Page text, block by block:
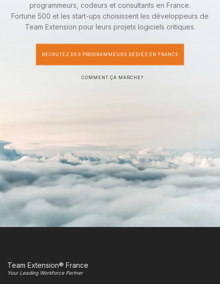
programmeurs, codeurs et consultants en France.
Fortune 500 et les start-ups choisissent les développeurs de
Team Extension pour leurs projets logiciels critiques.
RECRUTEZ DES PROGRAMMEURS DÉDIÉS EN FRANCE
COMMENT ÇA MARCHE?
Team Extension® France
Your Leading Workforce Partner